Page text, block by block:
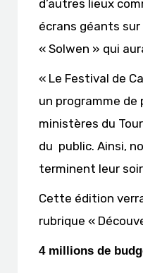
d’autres lieux
écrans géants
« Solwen » qui
« Le Festival de
un programme
ministères du
du public. Ainsi,
terminent leur
Cette édition
rubrique «
4 millions de